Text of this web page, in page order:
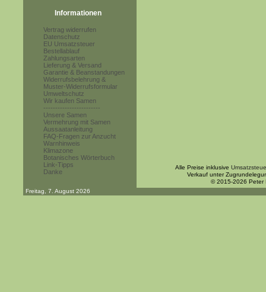
Informationen
Vertrag widerrufen
Datenschutz
EU Umsatzsteuer
Bestellablauf
Zahlungsarten
Lieferung & Versand
Garantie & Beanstandungen
Widerrufsbelehrung &
Muster-Widerrufsformular
Umweltschutz
Wir kaufen Samen
------------------------
Unsere Samen
Vermehrung mit Samen
Aussaatanleitung
FAQ-Fragen zur Anzucht
Warnhinweis
Klimazone
Botanisches Wörterbuch
Link-Tipps
Danke
Alle Preise inklusive
Verkauf unter
© 2015-2026 Peter
Freitag, 7. August 2026